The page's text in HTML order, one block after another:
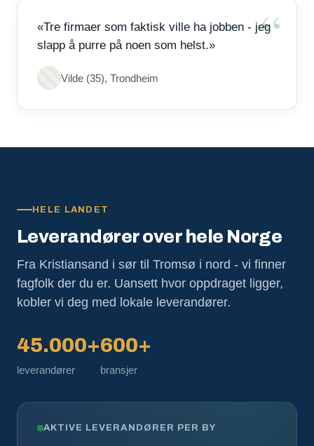
«Tre firmaer som faktisk ville ha jobben - jeg
slapp å purre på noen som helst.»
Vilde (35), Trondheim
HELE LANDET
Leverandører over hele Norge
Fra Kristiansand i sør til Tromsø i nord - vi finner
fagfolk der du er. Uansett hvor oppdraget ligger,
kobler vi deg med lokale leverandører.
45.000+
leverandører
600+
bransjer
AKTIVE LEVERANDØRER PER BY